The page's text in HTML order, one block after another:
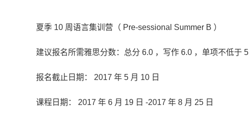
夏季 10 周语言集训营（ Pre-sessional Summer B ）
建议报名所需雅思分数：总分 6.0 ，写作 6.0 ，单项不低于
报名截止日期： 2017 年 5 月 10 日
课程日期： 2017 年 6 月 19 日 -2017 年 8 月 25 日